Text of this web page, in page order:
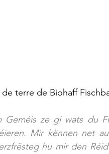
terre de Biohaff
ze gi wats du
Mir kënnen net
hu mir den